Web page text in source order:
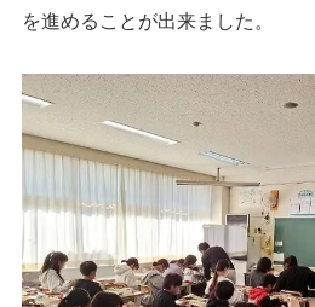
を進めることが出来ました。